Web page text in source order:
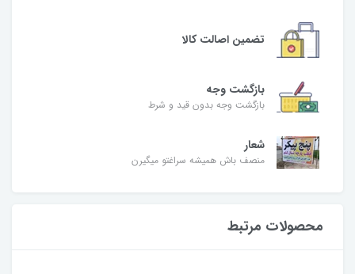
تضمین اصالت کالا
بازگشت وجه
بازگشت وجه بدون قید و شرط
شعار
منصف باش همیشه سراغتو میگیرن
محصولات مرتبط